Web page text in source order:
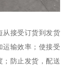
从接受订货到发货
运输效率；使接受
；防止发货，配送